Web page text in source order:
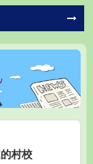
村校